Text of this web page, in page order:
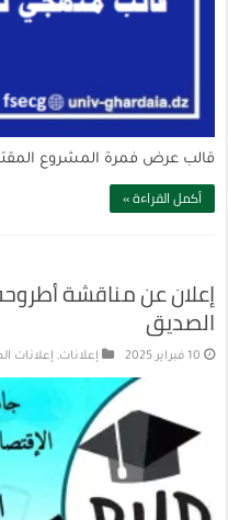
قالب عرض فمرة المشروع
أكمل القراءة »
إعلان عن مناقشة
الصديق
10 فبراير 2025 إعلانات, إعلانات